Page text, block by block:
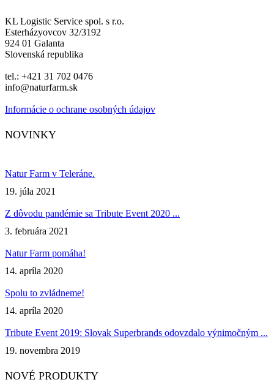
KL Logistic Service spol. s r.o.
Esterházyovcov 32/3192
924 01 Galanta
Slovenská republika
tel.: +421 31 702 0476
info@naturfarm.sk
Informácie o ochrane osobných údajov
NOVINKY
Natur Farm v Teleráne.
19. júla 2021
Z dôvodu pandémie sa Tribute Event 2020 ...
3. februára 2021
Natur Farm pomáha!
14. apríla 2020
Spolu to zvládneme!
14. apríla 2020
Tribute Event 2019: Slovak Superbrands odovzdalo výnimočným ...
19. novembra 2019
NOVÉ PRODUKTY